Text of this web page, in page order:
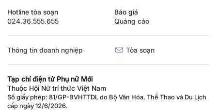
Hotline tòa soạn
024.36.555.655
Báo giá
Quảng cáo
Thông tin doanh nghiệp Tòa soạn
Tạp chí điện tử Phụ nữ Mới
Thuộc Hội Nữ trí thức Việt Nam
Số giấy phép: 81/GP-BVHTTDL do Bộ Văn Hóa, Thể Thao và Du Lịch
cấp ngày 12/6/2026.